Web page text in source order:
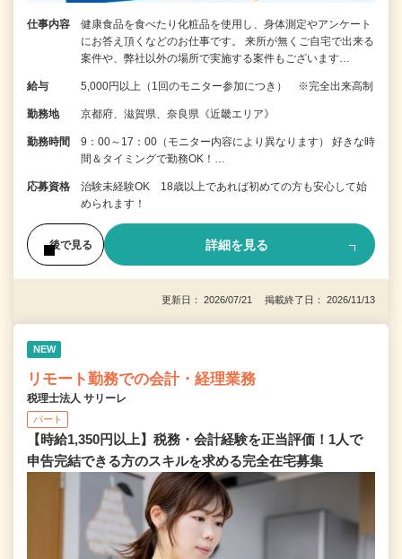
仕事内容
健康食品を食べたり化粧品を使用し、身体測定やアンケート
にお答え頂くなどのお仕事です。 来所が無くご自宅で出来る
案件や、弊社以外の場所で実施する案件もございます…
給与 5,000円以上（1回のモニター参加につき） ※完全出来高制
勤務地 京都府、滋賀県、奈良県《近畿エリア》
勤務時間
9：00～17：00（モニター内容により異なります） 好きな時
間＆タイミングで勤務OK！…
応募資格
治験未経験OK 18歳以上であれば初めての方も安心して始
められます！
後で見る 詳細を見る
更新日： 2026/07/21 掲載終了日： 2026/11/13
NEW
リモート勤務での会計・経理業務
税理士法人 サリーレ
パート
【時給1,350円以上】税務・会計経験を正当評価！1⼈で
申告完結できる⽅のスキルを求める完全在宅募集